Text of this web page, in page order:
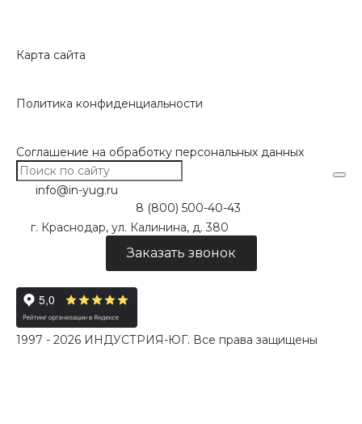
Карта сайта
Политика конфиденциальности
Соглашение на обработку персональных данных
info@in-yug.ru
8 (800) 500-40-43
г. Краснодар, ул. Калинина, д. 380
Заказать звонок
1997 - 2026 ИНДУСТРИЯ-ЮГ. Все права защищены